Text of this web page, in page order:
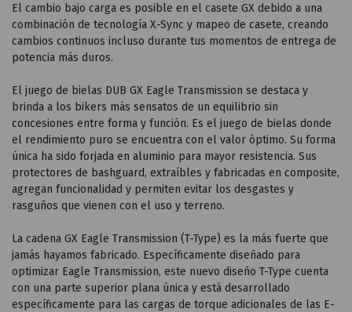
El cambio bajo carga es posible en el casete GX debido a una
combinación de tecnología X-Sync y mapeo de casete, creando
cambios continuos incluso durante tus momentos de entrega de
potencia más duros.
El juego de bielas DUB GX Eagle Transmission se destaca y
brinda a los bikers más sensatos de un equilibrio sin
concesiones entre forma y función. Es el juego de bielas donde
el rendimiento puro se encuentra con el valor óptimo. Su forma
única ha sido forjada en aluminio para mayor resistencia. Sus
protectores de bashguard, extraíbles y fabricadas en composite,
agregan funcionalidad y permiten evitar los desgastes y
rasguños que vienen con el uso y terreno.
La cadena GX Eagle Transmission (T-Type) es la más fuerte que
jamás hayamos fabricado. Específicamente diseñado para
optimizar Eagle Transmission, este nuevo diseño T-Type cuenta
con una parte superior plana única y está desarrollado
específicamente para las cargas de torque adicionales de las E-